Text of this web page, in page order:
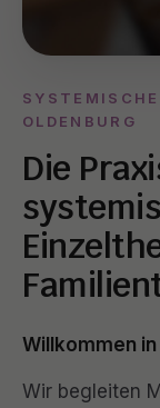
OLDENBURG
Die
Willkommen
Wir begleiten